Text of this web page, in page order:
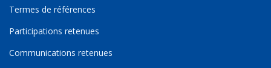
Termes de références
Participations retenues
Communications retenues